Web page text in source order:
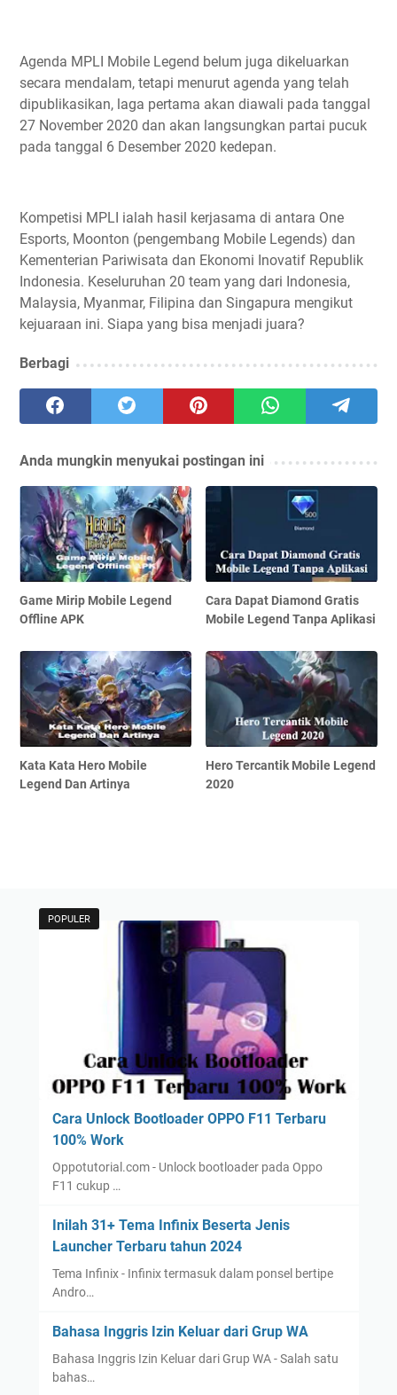
Agenda MPLI Mobile Legend belum juga dikeluarkan
secara mendalam, tetapi menurut agenda yang telah
dipublikasikan, laga pertama akan diawali pada tanggal
27 November 2020 dan akan langsungkan partai pucuk
pada tanggal 6 Desember 2020 kedepan.
Kompetisi MPLI ialah hasil kerjasama di antara One
Esports, Moonton (pengembang Mobile Legends) dan
Kementerian Pariwisata dan Ekonomi Inovatif Republik
Indonesia. Keseluruhan 20 team yang dari Indonesia,
Malaysia, Myanmar, Filipina dan Singapura mengikut
kejuaraan ini. Siapa yang bisa menjadi juara?
Berbagi
Anda mungkin menyukai postingan ini
Game Mirip Mobile Legend
Offline APK
Cara Dapat Diamond Gratis
Mobile Legend Tanpa Aplikasi
Kata Kata Hero Mobile
Legend Dan Artinya
Hero Tercantik Mobile Legend
2020
POPULER
Cara Unlock Bootloader OPPO F11 Terbaru
100% Work
Oppotutorial.com - Unlock bootloader pada Oppo
F11 cukup …
Inilah 31+ Tema Infinix Beserta Jenis
Launcher Terbaru tahun 2024
Tema Infinix - Infinix termasuk dalam ponsel bertipe
Andro…
Bahasa Inggris Izin Keluar dari Grup WA
Bahasa Inggris Izin Keluar dari Grup WA - Salah satu
bahas…